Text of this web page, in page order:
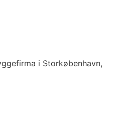
i Storkøbenhavn,